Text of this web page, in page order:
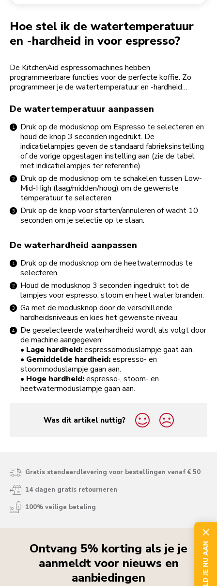
Hoe stel ik de watertemperatuur
en -hardheid in voor espresso?
De KitchenAid espressomachines hebben
programmeerbare functies voor de perfecte koffie. Zo
programmeer je de watertemperatuur en -hardheid…
De watertemperatuur aanpassen
Druk op de modusknop om Espresso te selecteren en
houd de knop 3 seconden ingedrukt. De
indicatielampjes geven de standaard fabrieksinstelling
of de vorige opgeslagen instelling aan (zie de tabel
met indicatielampjes ter referentie).
Druk op de modusknop om te schakelen tussen Low-
Mid-High (laag/midden/hoog) om de gewenste
temperatuur te selecteren.
Druk op de knop voor starten/annuleren of wacht 10
seconden om je selectie op te slaan.
De waterhardheid aanpassen
Druk op de modusknop om de heetwatermodus te
selecteren.
Houd de modusknop 3 seconden ingedrukt tot de
lampjes voor espresso, stoom en heet water branden.
Ga met de modusknop door de verschillende
hardheidsniveaus en kies het gewenste niveau.
De geselecteerde waterhardheid wordt als volgt door
de machine aangegeven:
• Lage hardheid:espressomoduslampje gaat aan.
• Gemiddelde hardheid:espresso- en
stoommoduslampje gaan aan.
• Hoge hardheid:espresso-, stoom- en
heetwatermoduslampje gaan aan.
Was dit artikel nuttig?
yes
no
Gratis standaardlevering voor bestellingen vanaf € 50
14 dagen gratis retourneren
100% veilige betaling
Ontvang 5% korting als je je
aanmeldt voor nieuws en
aanbiedingen
MELD JE NU AAN